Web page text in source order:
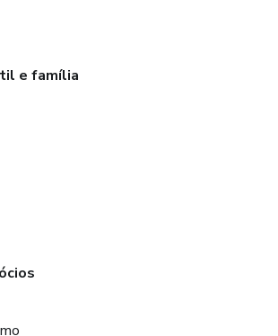
e família